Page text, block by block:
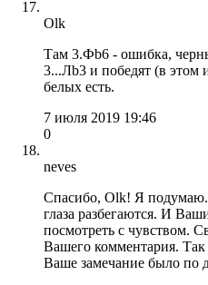
Olk
Там 3.Фb6 - ошибка,
3...Лb3 и победят (в этом
белых есть.
7 июля 2019 19:46
0
neves
Спасибо, Olk! Я
глаза разбегаются. И
посмотреть с чувством.
Вашего комментария.
Ваше замечание было по